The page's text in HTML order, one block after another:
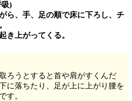
吸)
ら、手、足の順で床に下ろし、チ
き上がってくる。
ろうとすると首や肩がすくんだ
に落ちたり、足が上に上がり腰を
す。